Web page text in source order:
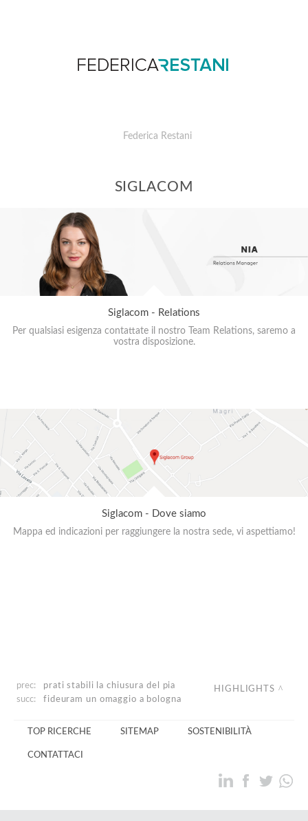
Federica Restani
SIGLACOM
Siglacom - Relations
Per qualsiasi esigenza contattate il nostro Team Relations, saremo a
vostra disposizione.
Siglacom - Dove siamo
Mappa ed indicazioni per raggiungere la nostra sede, vi aspettiamo!
prec: prati stabili
la chiusura del pia
succ:
fideuram un omaggio a bologna
HIGHLIGHTS
TOP RICERCHE SITEMAP SOSTENIBILITÀ
CONTATTACI